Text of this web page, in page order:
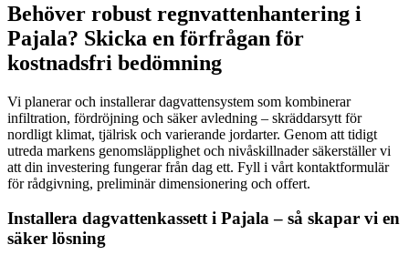
Behöver robust regnvattenhantering i
Pajala? Skicka en förfrågan för
kostnadsfri bedömning
Vi planerar och installerar dagvattensystem som kombinerar
infiltration, fördröjning och säker avledning – skräddarsytt för
nordligt klimat, tjälrisk och varierande jordarter. Genom att tidigt
utreda markens genomsläpplighet och nivåskillnader säkerställer vi
att din investering fungerar från dag ett. Fyll i vårt kontaktformulär
för rådgivning, preliminär dimensionering och offert.
Installera dagvattenkassett i Pajala – så skapar vi en
säker lösning